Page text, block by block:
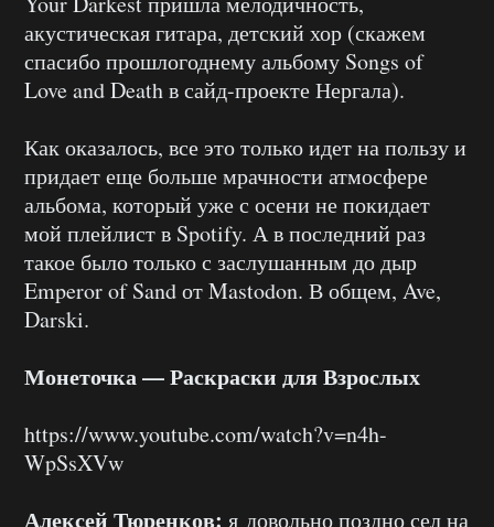
акустическая гитара, детский хор (скажем
спасибо прошлогоднему альбому Songs of
Love and Death в сайд-проекте Нергала).
Как оказалось, все это только идет на пользу и
придает еще больше мрачности атмосфере
альбома, который уже с осени не покидает
мой плейлист в Spotify. А в последний раз
такое было только с заслушанным до дыр
Emperor of Sand от Mastodon. В общем, Ave,
Darski.
Монеточка — Раскраски для Взрослых
https://www.youtube.com/watch?v=n4h-
WpSsXVw
Алексей Тюренков: я довольно поздно сел на